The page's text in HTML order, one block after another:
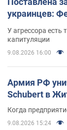
украинцев:
У агрессора есть
капитуляции
9.08.2026 16:00
Армия РФ
Schubert в
Когда
9.08.2026 15:24